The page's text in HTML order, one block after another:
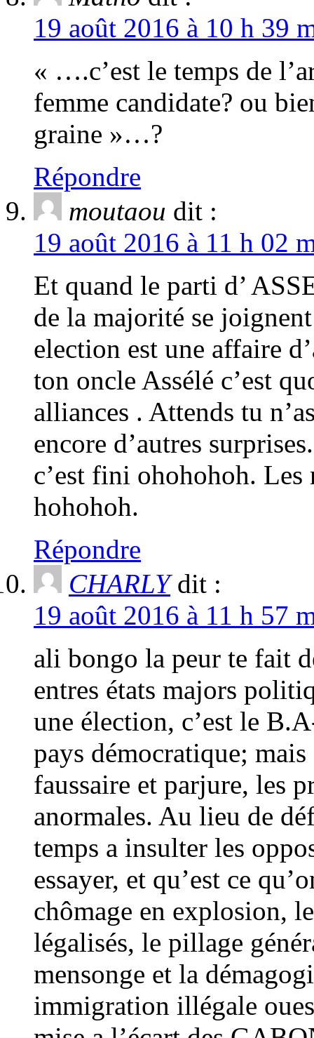
19 août 2016 à 10 h 39
« ….c’est le temps de
femme candidate? ou
graine »…?
Répondre
moutaou dit :
19 août 2016 à 11 h 02
Et quand le parti d’
de la majorité se
election est une affaire
ton oncle Assélé c’est
alliances . Attends tu
encore d’autres
c’est fini ohohohoh. Les
hohohoh.
Répondre
CHARLY dit :
19 août 2016 à 11 h 57
ali bongo la peur te fait
entres états majors
une élection, c’est le
pays démocratique;
faussaire et parjure, les
anormales. Au lieu de
temps a insulter les
essayer, et qu’est ce
chômage en explosion,
légalisés, le pillage
mensonge et la
immigration illégale